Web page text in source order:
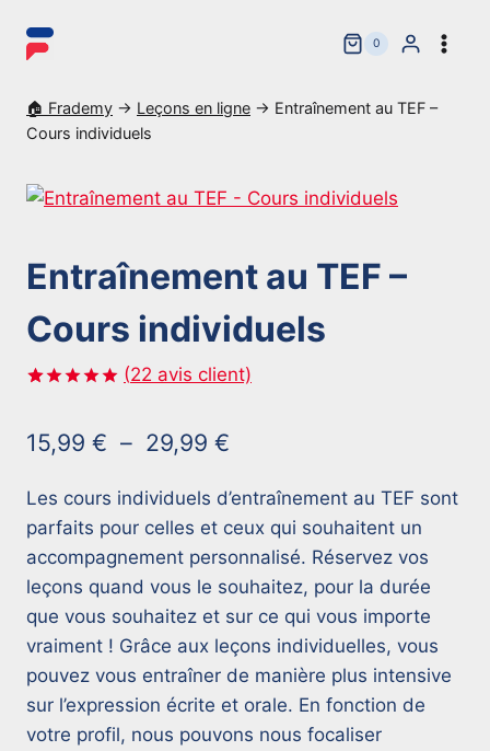
0
🏠 Frademy → Leçons en ligne → Entraînement au TEF –
Cours individuels
Entraînement au TEF –
Cours individuels
sur
notations
(22 avis client)
15,99 € – 29,99 €
prix :
15,99 €
à
29,99 €
Les cours individuels d’entraînement au TEF sont
parfaits pour celles et ceux qui souhaitent un
accompagnement personnalisé. Réservez vos
leçons quand vous le souhaitez, pour la durée
que vous souhaitez et sur ce qui vous importe
vraiment ! Grâce aux leçons individuelles, vous
pouvez vous entraîner de manière plus intensive
sur l’expression écrite et orale. En fonction de
votre profil, nous pouvons nous focaliser